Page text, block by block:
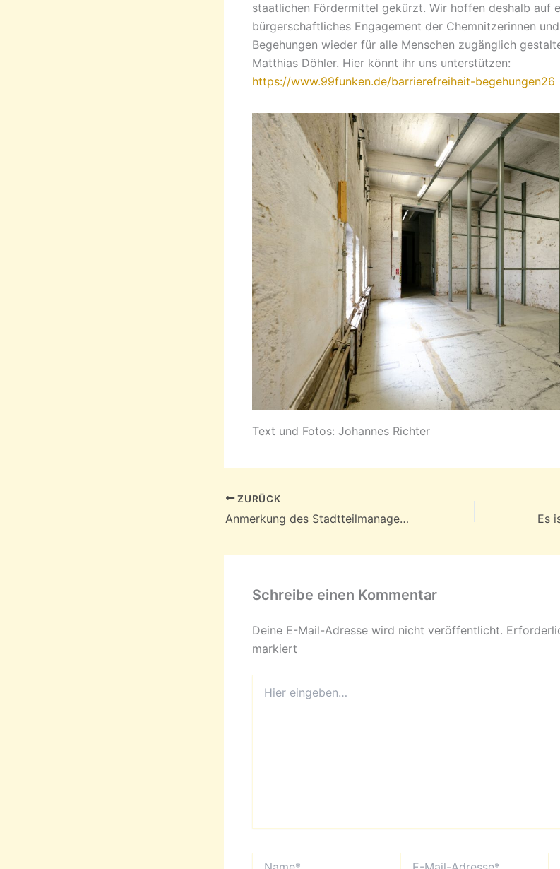
staatlichen Fördermittel gekürzt. Wir hoffen deshalb auf
bürgerschaftliches Engagement der Chemnitzerinnen
Begehungen wieder für alle Menschen zugänglich
Matthias Döhler. Hier könnt ihr uns unterstützen:
https://www.99funken.de/barrierefreiheit-begehungen26
Text und Fotos: Johannes Richter
ZURÜCK
Anmerkung des Stadtteilmanagements Sonnenberg zum geplanten Abriss der Brücke Hainstraße
Schreibe einen Kommentar
Deine E-Mail-Adresse wird nicht veröffentlicht.
markiert
eingeben…